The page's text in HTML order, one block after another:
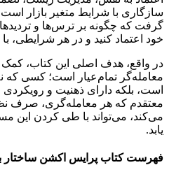
سازگاری با شرایط متغیر بازار
گرفت که چگونه بر ترس‌ها و
خود اعتماد کنید و در هر شرایطی،
در واقع، هدف اصلی این کتاب،
معامله‌گر تمام‌عیار است؛ کسی که
است، بلکه دارای ذهنیت و
معتقدم که هر معامله‌گری، صرف
می‌کند، می‌تواند با طی کردن این
یابد.
فهرست کتاب پرایس اکشن ساختار